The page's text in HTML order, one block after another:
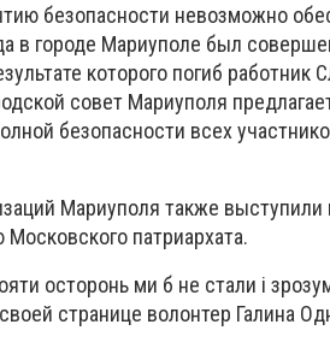
безопасности невозможно
в городе Мариуполе был
которого погиб работник
совет Мариуполя
безопасности всех
Мариуполя также выступили
патриархата.
осторонь ми б не стали і
странице волонтер Галина